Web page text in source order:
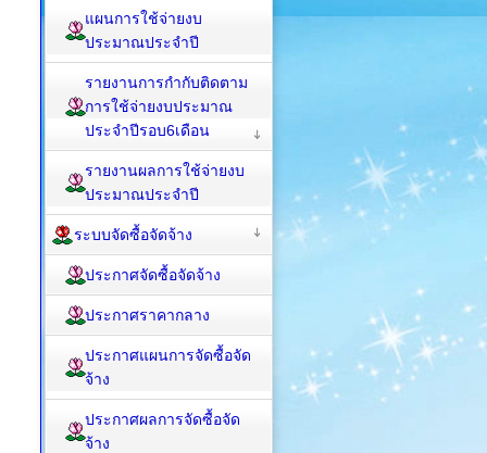
แผนการใช้จ่ายงบ
ประมาณประจำปี
รายงานการกำกับติดตาม
การใช้จ่ายงบประมาณ
ประจำปีรอบ6เดือน
รายงานผลการใช้จ่ายงบ
ประมาณประจำปี
ระบบจัดซื้อจัดจ้าง
ประกาศจัดซื้อจัดจ้าง
ประกาศราคากลาง
ประกาศแผนการจัดซื้อจัด
จ้าง
ประกาศผลการจัดซื้อจัด
จ้าง